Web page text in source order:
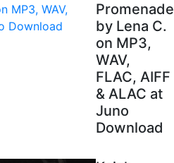
Promenade
by Lena C.
on MP3,
WAV,
FLAC, AIFF
& ALAC at
Juno
Download